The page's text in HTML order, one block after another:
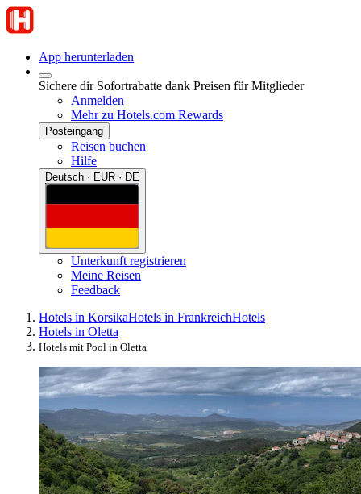
App herunterladen
Sichere dir Sofortrabatte dank Preisen für Mitglieder
Anmelden
Mehr zu Hotels.com Rewards
Posteingang
Reisen buchen
Hilfe
Deutsch · EUR · DE
Unterkunft registrieren
Meine Reisen
Feedback
Hotels in KorsikaHotels in FrankreichHotels
Hotels in Oletta
Hotels mit Pool in Oletta